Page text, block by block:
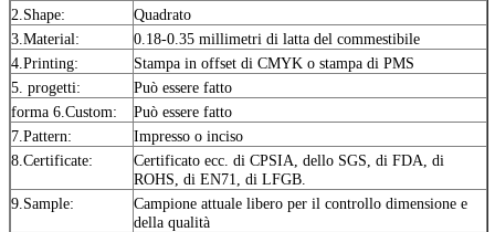
2.Shape:
Quadrato
3.Material:
0.18-0.35 millimetri di latta del commestibile
4.Printing:
Stampa in offset di CMYK o stampa di PMS
5. progetti:
Può essere fatto
forma 6.Custom:
Può essere fatto
7.Pattern:
Impresso o inciso
8.Certificate:
Certificato ecc. di CPSIA, dello SGS, di FDA, di
ROHS, di EN71, di LFGB.
9.Sample:
Campione attuale libero per il controllo dimensione e
della qualità